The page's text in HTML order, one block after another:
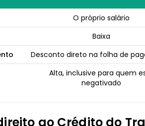
O próprio salário
Baixa
Desconto direto na folha de
Alta, inclusive para quem
negativado
ao Crédito do